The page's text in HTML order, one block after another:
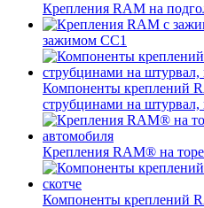
Крепления RAM на
зажимом СС1
Компоненты креплений
струбцинами на
Крепления RAM® на
Компоненты креплений